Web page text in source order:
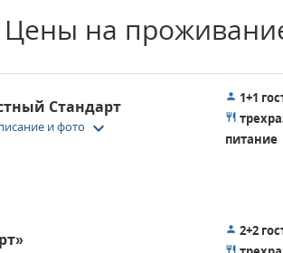
Цены на
Стандарт
и фото keyboard_arrow_down
1+1
питание
2+2